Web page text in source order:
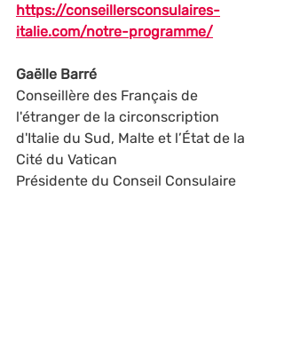
https://conseillersconsulaires-
italie.com/notre-programme/
Gaëlle Barré
Conseillère des Français de
l'étranger de la circonscription
d'Italie du Sud, Malte et l’État de la
Cité du Vatican
Présidente du Conseil Consulaire